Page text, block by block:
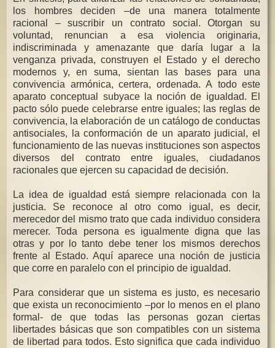
los hombres deciden –de una manera totalmente
racional – suscribir un contrato social. Otorgan su
voluntad, renuncian a esa violencia originaria,
indiscriminada y amenazante que daría lugar a la
venganza privada, construyen el Estado y el derecho
modernos y, en suma, sientan las bases para una
convivencia armónica, certera, ordenada. A todo este
aparato conceptual subyace la noción de igualdad. El
pacto sólo puede celebrarse entre iguales; las reglas de
convivencia, la elaboración de un catálogo de conductas
antisociales, la conformación de un aparato judicial, el
funcionamiento de las nuevas instituciones son aspectos
diversos del contrato entre iguales, ciudadanos
racionales que ejercen su capacidad de decisión.
La idea de igualdad está siempre relacionada con la
justicia. Se reconoce al otro como igual, es decir,
merecedor del mismo trato que cada individuo considera
merecer. Toda persona es igualmente digna que las
otras y por lo tanto debe tener los mismos derechos
frente al Estado. Aquí aparece una noción de justicia
que corre en paralelo con el principio de igualdad.
Para considerar que un sistema es justo, es necesario
que exista un reconocimiento –por lo menos en el plano
formal- de que todas las personas gozan ciertas
libertades básicas que son compatibles con un sistema
de libertad para todos. Esto significa que cada individuo